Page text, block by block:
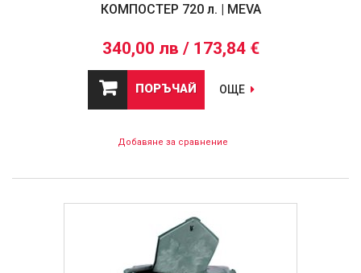
КОМПОСТЕР 720 л. | MEVA
340,00 лв / 173,84 €
ПОРЪЧАЙ ОЩЕ
Добавяне за сравнение